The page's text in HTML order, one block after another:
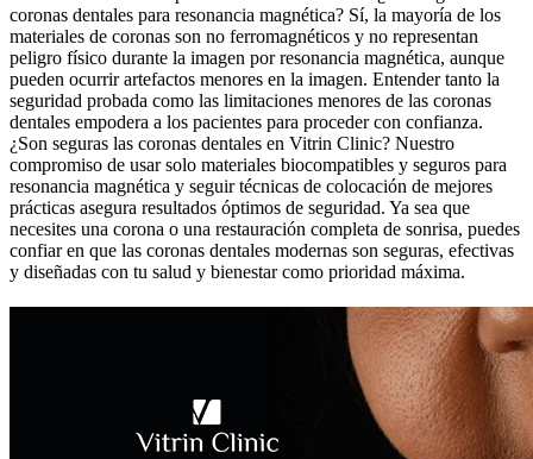
coronas dentales para resonancia magnética? Sí, la mayoría de los
materiales de coronas son no ferromagnéticos y no representan
peligro físico durante la imagen por resonancia magnética, aunque
pueden ocurrir artefactos menores en la imagen. Entender tanto la
seguridad probada como las limitaciones menores de las coronas
dentales empodera a los pacientes para proceder con confianza.
¿Son seguras las coronas dentales en Vitrin Clinic? Nuestro
compromiso de usar solo materiales biocompatibles y seguros para
resonancia magnética y seguir técnicas de colocación de mejores
prácticas asegura resultados óptimos de seguridad. Ya sea que
necesites una corona o una restauración completa de sonrisa, puedes
confiar en que las coronas dentales modernas son seguras, efectivas
y diseñadas con tu salud y bienestar como prioridad máxima.